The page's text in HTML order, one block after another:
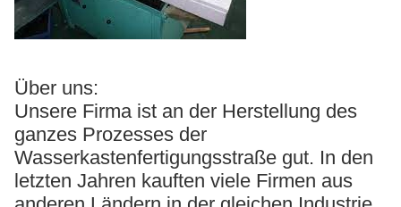
Über uns:
Unsere Firma ist an der Herstellung des
ganzes Prozesses der
Wasserkastenfertigungsstraße gut. In den
letzten Jahren kauften viele Firmen aus